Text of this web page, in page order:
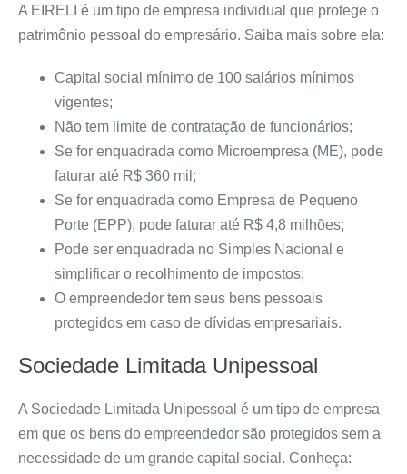
A EIRELI é um tipo de empresa individual que protege o
patrimônio pessoal do empresário. Saiba mais sobre ela:
Capital social mínimo de 100 salários mínimos
vigentes;
Não tem limite de contratação de funcionários;
Se for enquadrada como Microempresa (ME), pode
faturar até R$ 360 mil;
Se for enquadrada como Empresa de Pequeno
Porte (EPP), pode faturar até R$ 4,8 milhões;
Pode ser enquadrada no Simples Nacional e
simplificar o recolhimento de impostos;
O empreendedor tem seus bens pessoais
protegidos em caso de dívidas empresariais.
Sociedade Limitada Unipessoal
A Sociedade Limitada Unipessoal é um tipo de empresa
em que os bens do empreendedor são protegidos sem a
necessidade de um grande capital social. Conheça: